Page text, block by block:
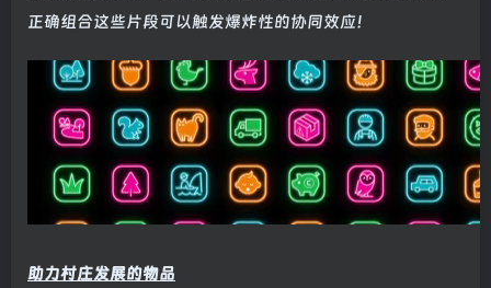
正确组合这些片段可以触发爆炸性的协同效应！
助力村庄发展的物品